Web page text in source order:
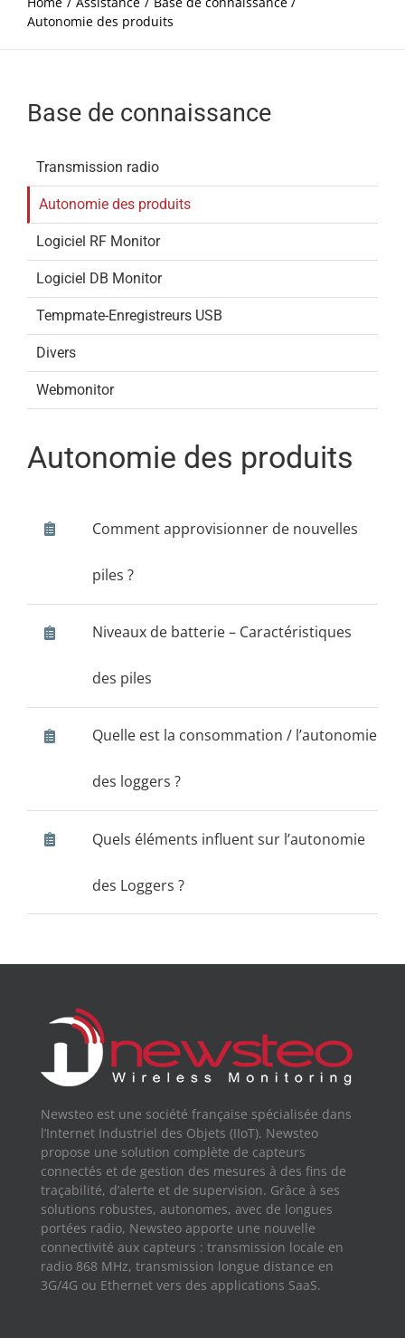
Autonomie des produits
Base de connaissance
Transmission radio
Autonomie des produits
Logiciel RF Monitor
Logiciel DB Monitor
Tempmate-Enregistreurs USB
Divers
Webmonitor
Autonomie des produits
Comment approvisionner de nouvelles
piles ?
Niveaux de batterie – Caractéristiques
des piles
Quelle est la consommation / l’autonomie
des loggers ?
Quels éléments influent sur l’autonomie
des Loggers ?
Newsteo est une société française spécialisée dans
l’Internet Industriel des Objets (IIoT). Newsteo
propose une solution complète de capteurs
connectés et de gestion des mesures à des fins de
traçabilité, d’alerte et de supervision. Grâce à ses
solutions robustes, autonomes, avec de longues
portées radio, Newsteo apporte une nouvelle
connectivité aux capteurs : transmission locale en
radio 868 MHz, transmission longue distance en
3G/4G ou Ethernet vers des applications SaaS.